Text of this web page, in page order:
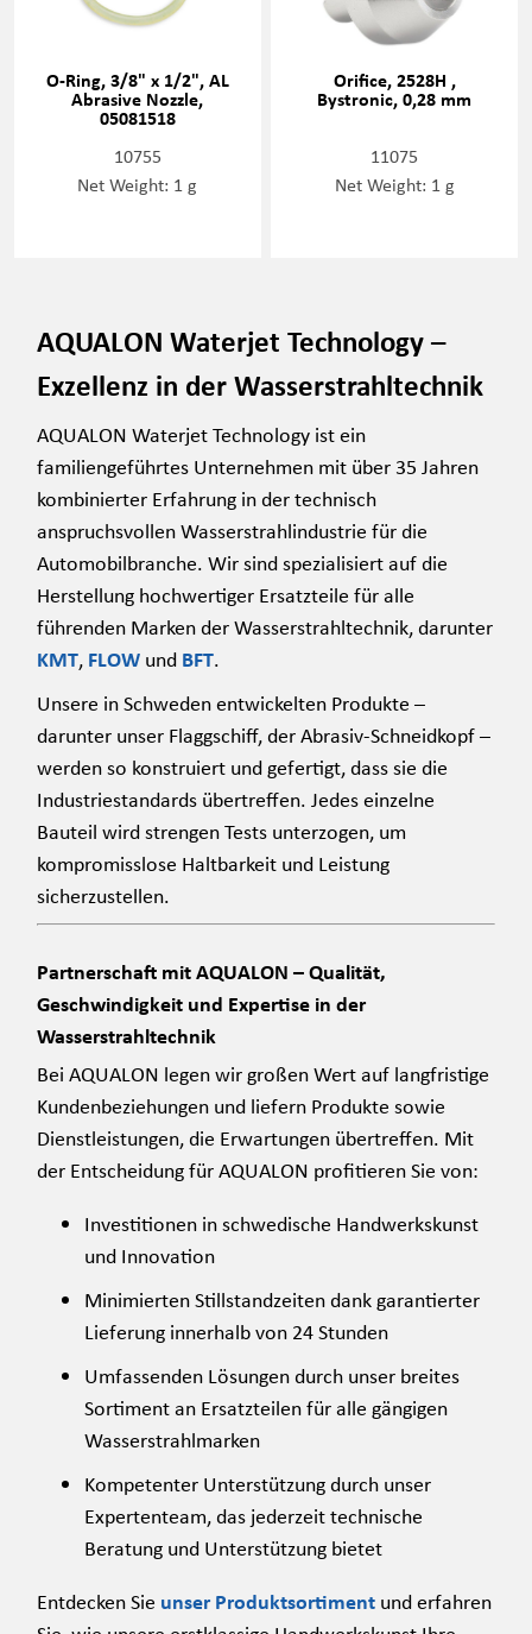
O-Ring, 3/8" x 1/2", AL
Abrasive Nozzle,
05081518
10755
Net Weight: 1 g
Orifice, 2528H ,
Bystronic, 0,28 mm
11075
Net Weight: 1 g
AQUALON Waterjet Technology –
Exzellenz in der Wasserstrahltechnik
AQUALON Waterjet Technology ist ein
familiengeführtes Unternehmen mit über 35 Jahren
kombinierter Erfahrung in der technisch
anspruchsvollen Wasserstrahlindustrie für die
Automobilbranche. Wir sind spezialisiert auf die
Herstellung hochwertiger Ersatzteile für alle
führenden Marken der Wasserstrahltechnik, darunter
KMT, FLOW und BFT.
Unsere in Schweden entwickelten Produkte –
darunter unser Flaggschiff, der Abrasiv-Schneidkopf –
werden so konstruiert und gefertigt, dass sie die
Industriestandards übertreffen. Jedes einzelne
Bauteil wird strengen Tests unterzogen, um
kompromisslose Haltbarkeit und Leistung
sicherzustellen.
Partnerschaft mit AQUALON – Qualität,
Geschwindigkeit und Expertise in der
Wasserstrahltechnik
Bei AQUALON legen wir großen Wert auf langfristige
Kundenbeziehungen und liefern Produkte sowie
Dienstleistungen, die Erwartungen übertreffen. Mit
der Entscheidung für AQUALON profitieren Sie von:
Investitionen in schwedische Handwerkskunst
und Innovation
Minimierten Stillstandzeiten dank garantierter
Lieferung innerhalb von 24 Stunden
Umfassenden Lösungen durch unser breites
Sortiment an Ersatzteilen für alle gängigen
Wasserstrahlmarken
Kompetenter Unterstützung durch unser
Expertenteam, das jederzeit technische
Beratung und Unterstützung bietet
Entdecken Sie unser Produktsortiment und erfahren